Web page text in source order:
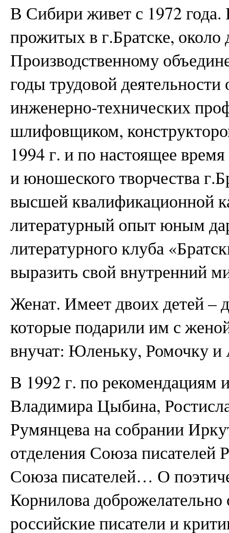
В Сибири живет с 1972
прожитых в г.Братске, около
Производственному
годы трудовой
инженерно-технических
шлифовщиком,
1994 г. и по настоящее
и юношеского творчества
высшей квалификационной
литературный опыт юным
литературного клуба
выразить свой внутренний
Женат. Имеет двоих детей –
которые подарили им с
внучат: Юленьку, Ромочку и
В 1992 г. по рекомендациям
Владимира Цыбина,
Румянцева на собрании
отделения Союза писателей
Союза писателей… О
Корнилова доброжелательно
российские писатели и